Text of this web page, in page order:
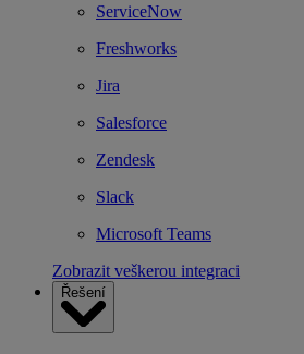
ServiceNow
Freshworks
Jira
Salesforce
Zendesk
Slack
Microsoft Teams
Zobrazit veškerou integraci
Řešení